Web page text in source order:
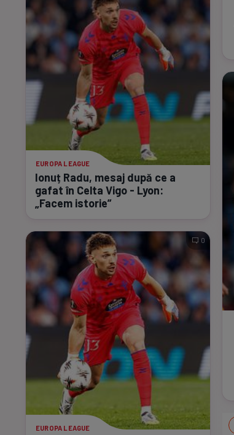
EUROPA LEAGUE
Ionuț Radu, mesaj după ce a
gafat în Celta Vigo - Lyon:
„Facem istorie”
EUROPA LEAGUE
0